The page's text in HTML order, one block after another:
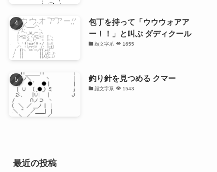
包丁を持って「ウウウォアア
ー！！」と叫ぶ ダディクール
顔文字系 1655
釣り針を見つめる クマー
顔文字系 1543
最近の投稿